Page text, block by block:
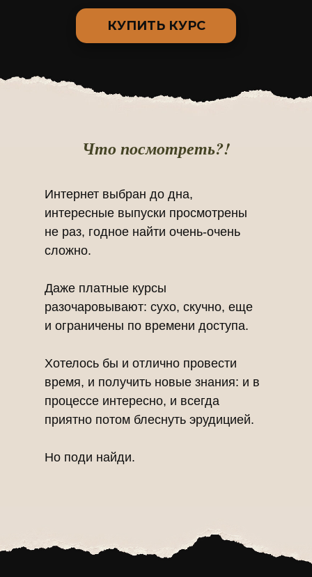
Что посмотреть?!
КУПИТЬ КУРС
Интернет выбран до дна,
интересные выпуски просмотрены
не раз, годное найти очень-очень
сложно.
Даже платные курсы
разочаровывают: сухо, скучно, еще
и ограничены по времени доступа.
Хотелось бы и отлично провести
время, и получить новые знания: и в
процессе интересно, и всегда
приятно потом блеснуть эрудицией.
Но поди найди.